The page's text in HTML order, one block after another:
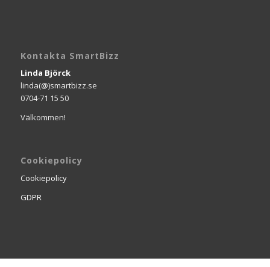
Kontakta SmartBizz
Linda Björck
linda(@)smartbizz.se
0704-71 15 50
Välkommen!
Cookiepolicy
Cookiepolicy
GDPR